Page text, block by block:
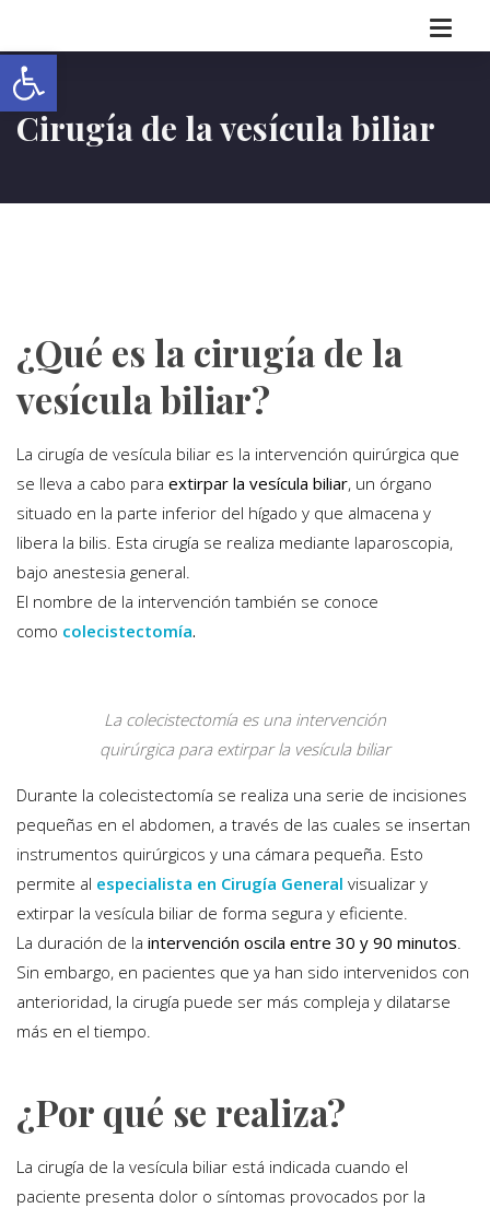
Abrir barra de herramientas
Cirugía de la vesícula biliar
¿Qué es la cirugía de la
vesícula biliar?
La cirugía de vesícula biliar es la intervención quirúrgica que
se lleva a cabo para extirpar la vesícula biliar, un órgano
situado en la parte inferior del hígado y que almacena y
libera la bilis. Esta cirugía se realiza mediante laparoscopia,
bajo anestesia general.
El nombre de la intervención también se conoce
como colecistectomía.
La colecistectomía es una intervención
quirúrgica para extirpar la vesícula biliar
Durante la colecistectomía se realiza una serie de incisiones
pequeñas en el abdomen, a través de las cuales se insertan
instrumentos quirúrgicos y una cámara pequeña. Esto
permite al especialista en Cirugía General visualizar y
extirpar la vesícula biliar de forma segura y eficiente.
La duración de la intervención oscila entre 30 y 90 minutos.
Sin embargo, en pacientes que ya han sido intervenidos con
anterioridad, la cirugía puede ser más compleja y dilatarse
más en el tiempo.
¿Por qué se realiza?
La cirugía de la vesícula biliar está indicada cuando el
paciente presenta dolor o síntomas provocados por la